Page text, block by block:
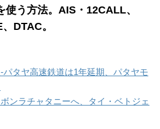
使う方法。AIS・12CALL、
DTAC。
パタヤ高速鉄道は1年延期、パタヤモ
ンラチャタニーへ、タイ・ベトジェ